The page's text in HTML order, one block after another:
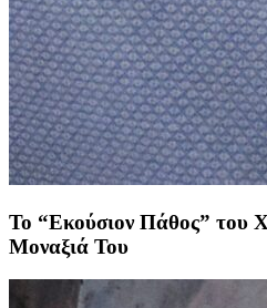
Το “Εκούσιον Πάθος” του
Μοναξιά Του